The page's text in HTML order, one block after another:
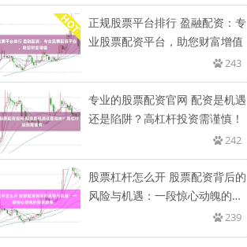
正规股票平台排行 盈融配资：专
业股票配资平台，助您财富增值
243
专业的股票配资官网 配资是机遇
还是陷阱？高杠杆投资需谨慎！
242
股票杠杆怎么开 股票配资背后的
风险与机遇：一段惊心动魄的投
239